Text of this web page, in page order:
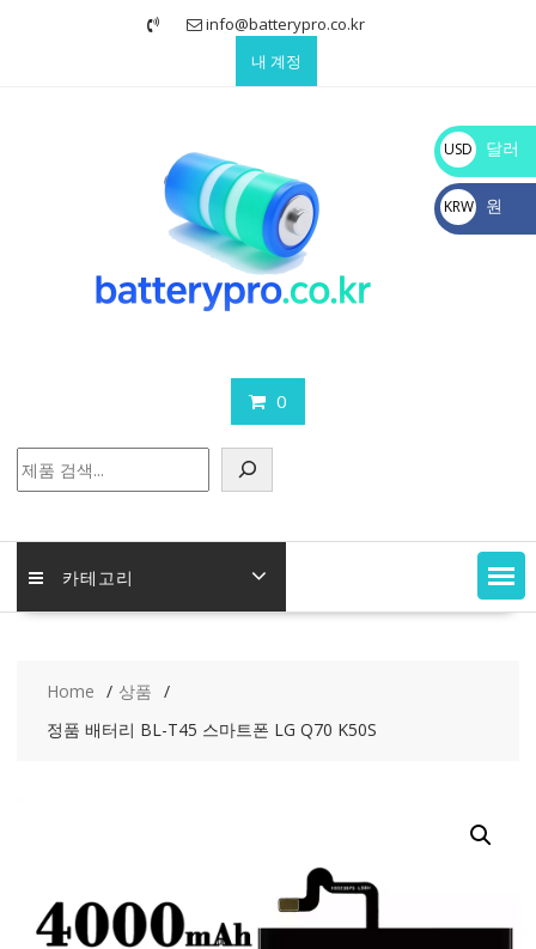
info@batterypro.co.kr
내 계정
0
색
카테고리
Home
상품
정품 배터리 BL-T45 스마트폰 LG Q70 K50S
USD
$
달러
KRW
₩
원